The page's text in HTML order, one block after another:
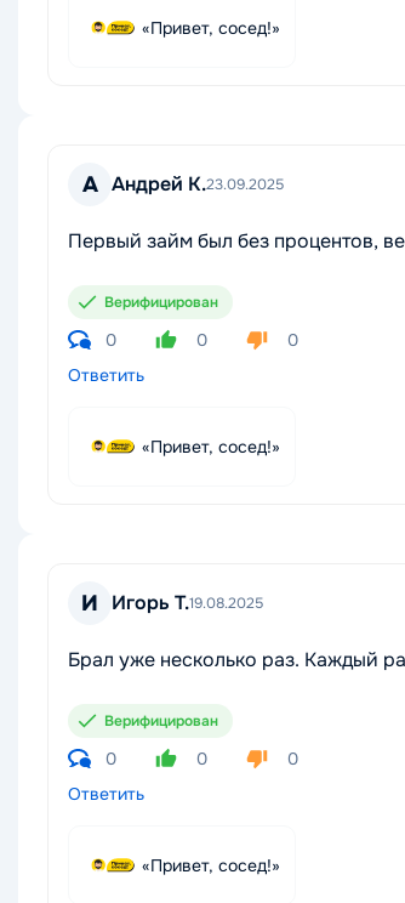
«Привет, сосед!»
А Андрей К.23.09.2025
Первый займ был без процентов,
Верифицирован
0 0
0
Ответить
«Привет, сосед!»
И Игорь Т.19.08.2025
Брал уже несколько раз. Каждый
Верифицирован
0 0
0
Ответить
«Привет, сосед!»